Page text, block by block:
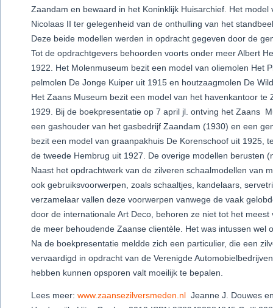
Zaandam en bewaard in het Koninklijk Huisarchief. Het
Nicolaas II ter gelegenheid van de onthulling van het
Deze beide modellen werden in opdracht gegeven door de
Tot de opdrachtgevers behoorden voorts onder meer Albert
1922. Het Molenmuseum bezit een model van oliemolen Het
pelmolen De Jonge Kuiper uit 1915 en houtzaagmolen De
Het Zaans Museum bezit een model van het havenkantoor
1929. Bij de boekpresentatie op 7 april jl. ontving het Zaans
een gashouder van het gasbedrijf Zaandam (1930) en een
bezit een model van graanpakhuis De Korenschoof uit 1925,
de tweede Hembrug uit 1927. De overige modellen berusten
Naast het opdrachtwerk van de zilveren schaalmodellen van
ook gebruiksvoorwerpen, zoals schaaltjes, kandelaars,
verzamelaar vallen deze voorwerpen vanwege de vaak
door de internationale Art Deco, behoren ze niet tot het
de meer behoudende Zaanse clientèle. Het was intussen
Na de boekpresentatie meldde zich een particulier, die een
vervaardigd in opdracht van de Verenigde
hebben kunnen opsporen valt moeilijk te bepalen.
Lees meer: www.zaansezilversmeden.nl Jeanne J. Douwes